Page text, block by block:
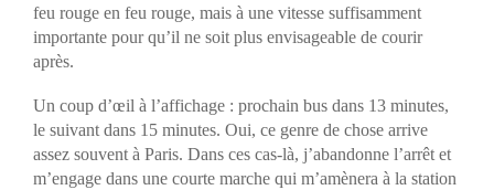
feu rouge en feu rouge, mais à une vitesse suffisamment
importante pour qu’il ne soit plus envisageable de courir
après.
Un coup d’œil à l’affichage : prochain bus dans 13 minutes,
le suivant dans 15 minutes. Oui, ce genre de chose arrive
assez souvent à Paris. Dans ces cas-là, j’abandonne l’arrêt et
m’engage dans une courte marche qui m’amènera à la station